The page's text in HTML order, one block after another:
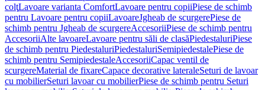
colţLavoare varianta ComfortLavoare pentru copiiPiese de schimb
pentru Lavoare pentru copiiLavoareJgheab de scurgerePiese de
schimb pentru Jgheab de scurgereAccesoriiPiese de schimb pentru
AccesoriiAlte lavoareLavoare pentru săli de clasăPiedestaluriPiese
de schimb pentru PiedestaluriPiedestaluriSemipiedestalePiese de
schimb pentru SemipiedestaleAccesoriiCapac ventil de
scurgereMaterial de fixareCapace decorative lateraleSeturi de lavoar
cu mobilierSeturi lavoar cu mobilierPiese de schimb pentru Seturi